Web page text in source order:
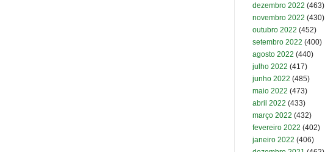
dezembro 2022 (463)
novembro 2022 (430)
outubro 2022 (452)
setembro 2022 (400)
agosto 2022 (440)
julho 2022 (417)
junho 2022 (485)
maio 2022 (473)
abril 2022 (433)
março 2022 (432)
fevereiro 2022 (402)
janeiro 2022 (406)